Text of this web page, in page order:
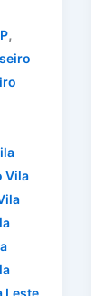
,
Vila
Leste